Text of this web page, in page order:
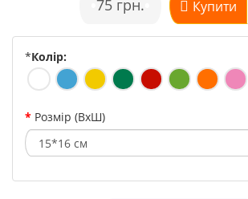
75 грн. Купити
*Колір:
Розмір (ВхШ)